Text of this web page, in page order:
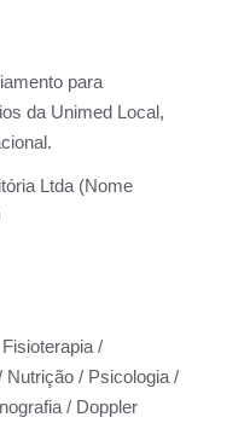
para
da Unimed Local,
Ltda (Nome
/
Nutrição / Psicologia /
/ Doppler